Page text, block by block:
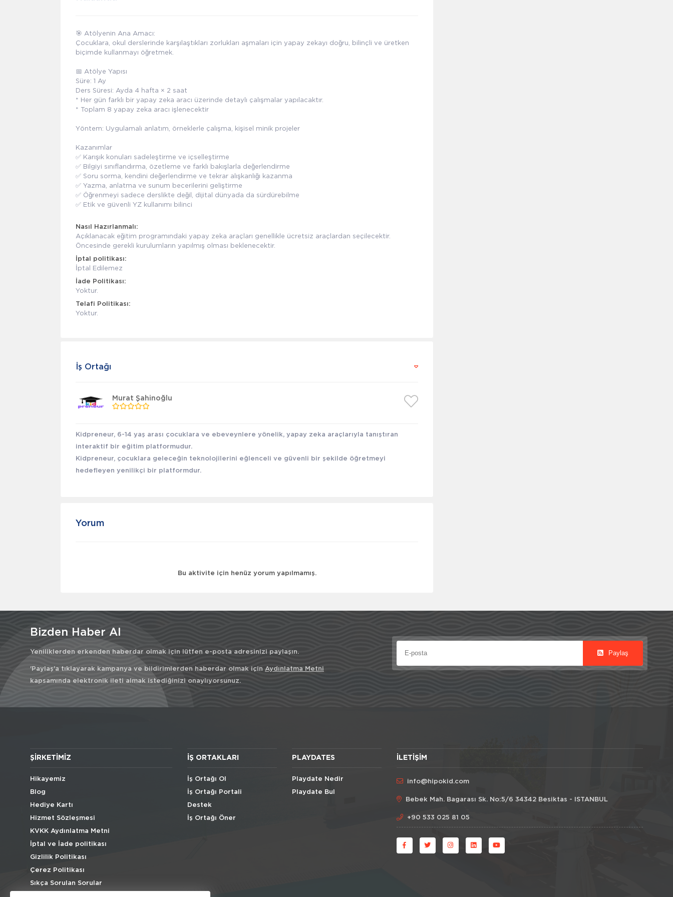
🎯 Atölyenin Ana Amacı:
Çocuklara, okul derslerinde karşılaştıkları zorlukları aşmaları için yapay zekayı doğru, bilinçli ve üretken
biçimde kullanmayı öğretmek.
📅 Atölye Yapısı
Süre: 1 Ay
Ders Süresi: Ayda 4 hafta × 2 saat
* Her gün farklı bir yapay zeka aracı üzerinde detaylı çalışmalar yapılacaktır.
* Toplam 8 yapay zeka aracı işlenecektir
Yöntem: Uygulamalı anlatım, örneklerle çalışma, kişisel minik projeler
Kazanımlar
✅ Karışık konuları sadeleştirme ve içselleştirme
✅ Bilgiyi sınıflandırma, özetleme ve farklı bakışlarla değerlendirme
✅ Soru sorma, kendini değerlendirme ve tekrar alışkanlığı kazanma
✅ Yazma, anlatma ve sunum becerilerini geliştirme
✅ Öğrenmeyi sadece derslikte değil, dijital dünyada da sürdürebilme
✅ Etik ve güvenli YZ kullanımı bilinci
Nasıl Hazırlanmalı:
Açıklanacak eğitim programındaki yapay zeka araçları genellikle ücretsiz araçlardan seçilecektir.
Öncesinde gerekli kurulumların yapılmış olması beklenecektir.
İptal politikası:
İptal Edilemez
İade Politikası:
Yoktur.
Telafi Politikası:
Yoktur.
İş Ortağı
Murat Şahinoğlu
Kidpreneur, 6-14 yaş arası çocuklara ve ebeveynlere yönelik, yapay zeka araçlarıyla tanıştıran
interaktif bir eğitim platformudur.
Kidpreneur, çocuklara geleceğin teknolojilerini eğlenceli ve güvenli bir şekilde öğretmeyi
hedefleyen yenilikçi bir platformdur.
Yorum
Bu aktivite için henüz yorum yapılmamış.
Bizden Haber Al
Yeniliklerden erkenden haberdar olmak için lütfen e-posta adresinizi paylaşın.
'Paylaş'a tıklayarak kampanya ve bildirimlerden haberdar olmak için Aydınlatma Metni
kapsamında elektronik ileti almak istediğinizi onaylıyorsunuz.
Paylaş
ŞIRKETIMIZ
Hikayemiz
Blog
Hediye Kartı
Hizmet Sözleşmesi
KVKK Aydınlatma Metni
İptal ve İade politikası
Gizlilik Politikası
Çerez Politikası
Sıkça Sorulan Sorular
İŞ ORTAKLARI
İş Ortağı Ol
İş Ortağı Portali
Destek
İş Ortağı Öner
PLAYDATES
Playdate Nedir
Playdate Bul
İLETIŞIM
info@hipokid.com
Bebek Mah. Bagarası Sk. No:5/6 34342 Besiktas - ISTANBUL
+90 533 025 81 05